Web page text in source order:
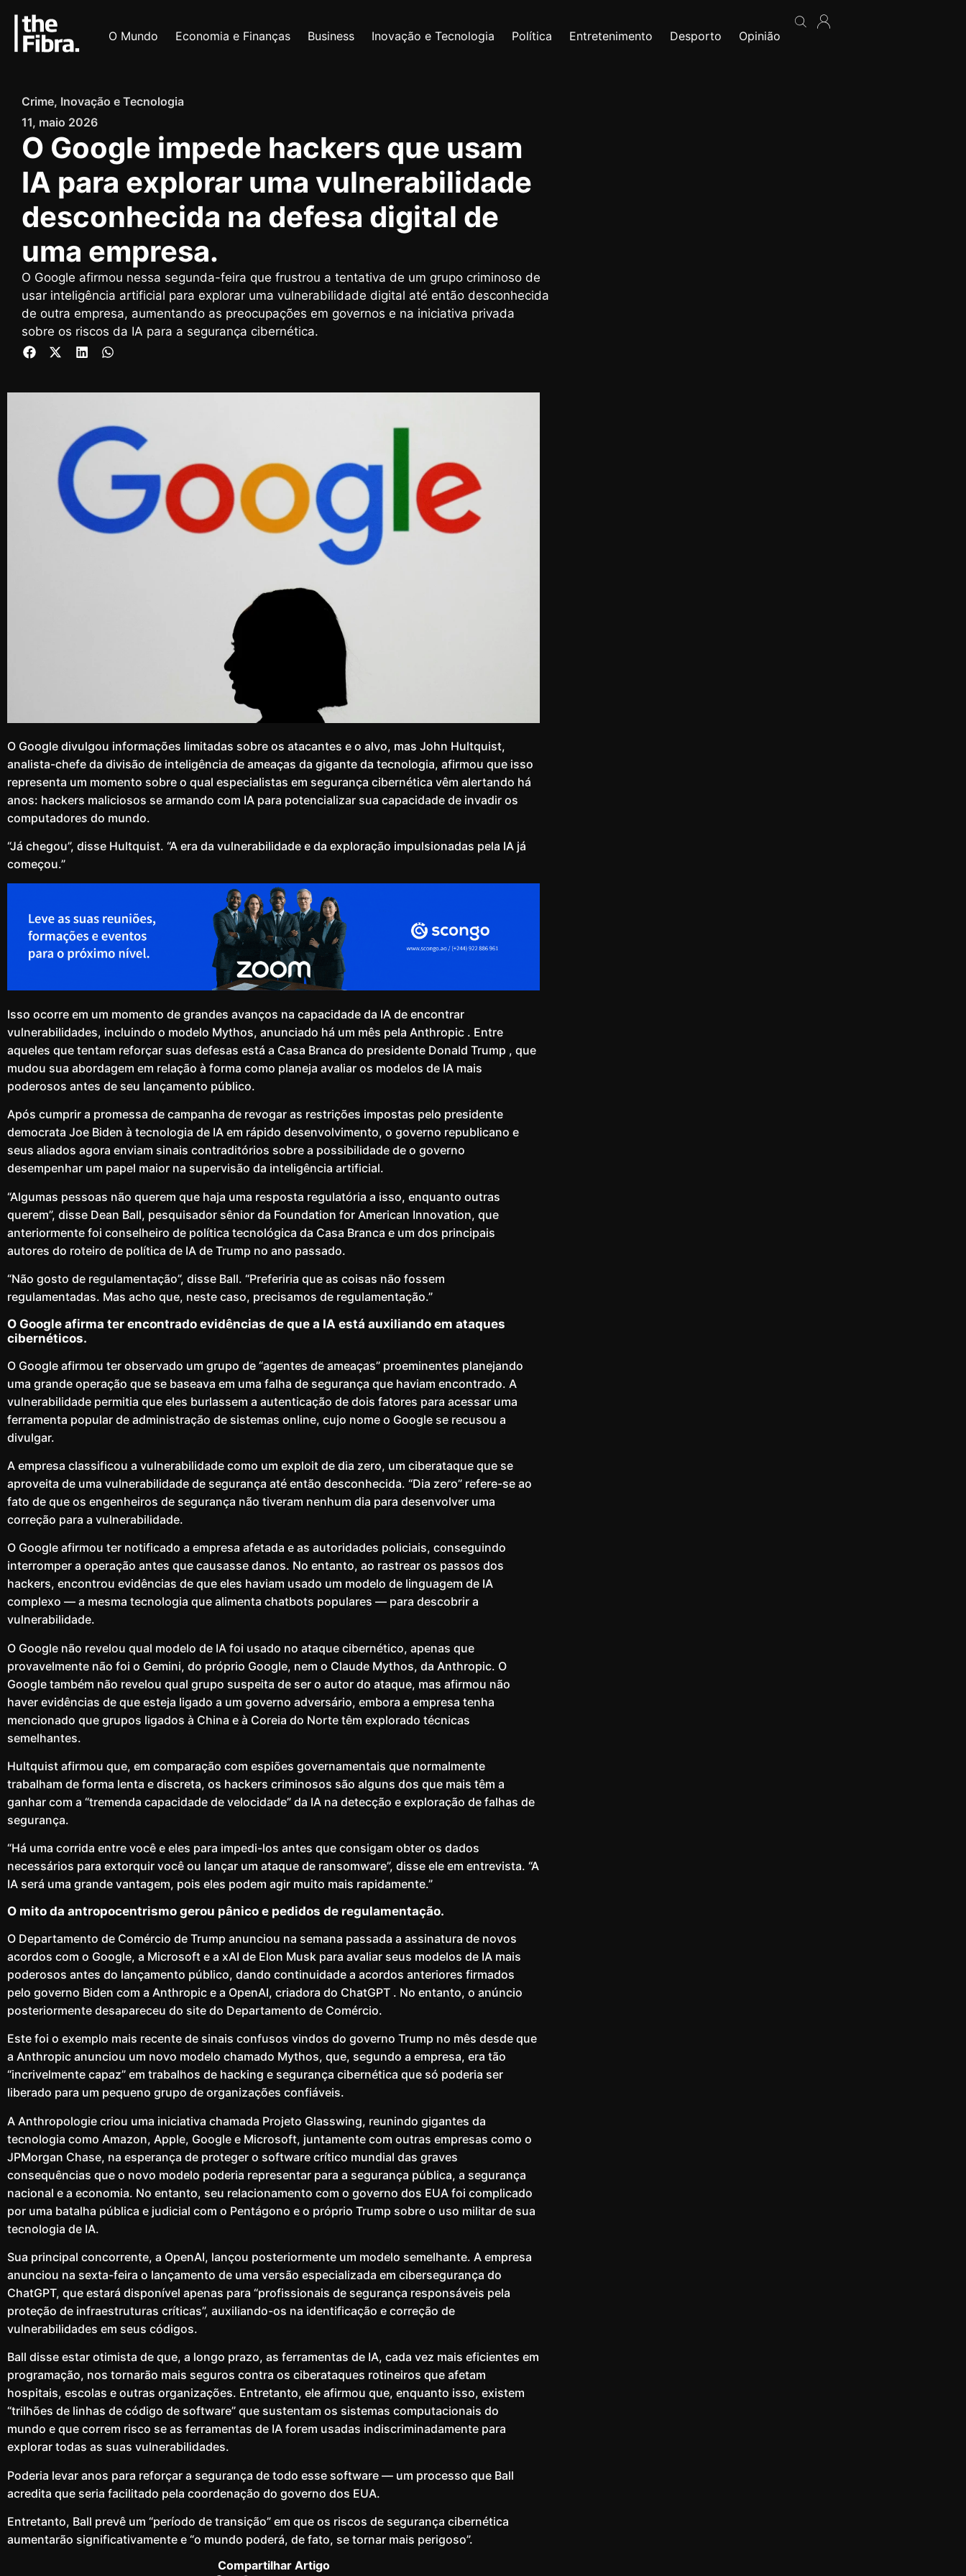
O Mundo Economia e Finanças Business Inovação e Tecnologia Política Entretenimento Desporto Opinião
Crime, Inovação e Tecnologia
11, maio 2026
O Google impede hackers que usam
IA para explorar uma vulnerabilidade
desconhecida na defesa digital de
uma empresa.
O Google afirmou nessa segunda-feira que frustrou a tentativa de um grupo criminoso de
usar inteligência artificial para explorar uma vulnerabilidade digital até então desconhecida
de outra empresa, aumentando as preocupações em governos e na iniciativa privada
sobre os riscos da IA ​​para a segurança cibernética.
O Google divulgou informações limitadas sobre os atacantes e o alvo, mas John Hultquist,
analista-chefe da divisão de inteligência de ameaças da gigante da tecnologia, afirmou que isso
representa um momento sobre o qual especialistas em segurança cibernética vêm alertando há
anos: hackers maliciosos se armando com IA para potencializar sua capacidade de invadir os
computadores do mundo.
“Já chegou”, disse Hultquist. “A era da vulnerabilidade e da exploração impulsionadas pela IA já
começou.”
Isso ocorre em um momento de grandes avanços na capacidade da IA ​​de encontrar
vulnerabilidades, incluindo o modelo Mythos, anunciado há um mês pela Anthropic . Entre
aqueles que tentam reforçar suas defesas está a Casa Branca do presidente Donald Trump , que
mudou sua abordagem em relação à forma como planeja avaliar os modelos de IA mais
poderosos antes de seu lançamento público.
Após cumprir a promessa de campanha de revogar as restrições impostas pelo presidente
democrata Joe Biden à tecnologia de IA em rápido desenvolvimento, o governo republicano e
seus aliados agora enviam sinais contraditórios sobre a possibilidade de o governo
desempenhar um papel maior na supervisão da inteligência artificial.
“Algumas pessoas não querem que haja uma resposta regulatória a isso, enquanto outras
querem”, disse Dean Ball, pesquisador sênior da Foundation for American Innovation, que
anteriormente foi conselheiro de política tecnológica da Casa Branca e um dos principais
autores do roteiro de política de IA de Trump no ano passado.
“Não gosto de regulamentação”, disse Ball. “Preferiria que as coisas não fossem
regulamentadas. Mas acho que, neste caso, precisamos de regulamentação.”
O Google afirma ter encontrado evidências de que a IA está auxiliando em ataques
cibernéticos.
O Google afirmou ter observado um grupo de “agentes de ameaças” proeminentes planejando
uma grande operação que se baseava em uma falha de segurança que haviam encontrado. A
vulnerabilidade permitia que eles burlassem a autenticação de dois fatores para acessar uma
ferramenta popular de administração de sistemas online, cujo nome o Google se recusou a
divulgar.
A empresa classificou a vulnerabilidade como um exploit de dia zero, um ciberataque que se
aproveita de uma vulnerabilidade de segurança até então desconhecida. “Dia zero” refere-se ao
fato de que os engenheiros de segurança não tiveram nenhum dia para desenvolver uma
correção para a vulnerabilidade.
O Google afirmou ter notificado a empresa afetada e as autoridades policiais, conseguindo
interromper a operação antes que causasse danos. No entanto, ao rastrear os passos dos
hackers, encontrou evidências de que eles haviam usado um modelo de linguagem de IA
complexo — a mesma tecnologia que alimenta chatbots populares — para descobrir a
vulnerabilidade.
O Google não revelou qual modelo de IA foi usado no ataque cibernético, apenas que
provavelmente não foi o Gemini, do próprio Google, nem o Claude Mythos, da Anthropic. O
Google também não revelou qual grupo suspeita de ser o autor do ataque, mas afirmou não
haver evidências de que esteja ligado a um governo adversário, embora a empresa tenha
mencionado que grupos ligados à China e à Coreia do Norte têm explorado técnicas
semelhantes.
Hultquist afirmou que, em comparação com espiões governamentais que normalmente
trabalham de forma lenta e discreta, os hackers criminosos são alguns dos que mais têm a
ganhar com a “tremenda capacidade de velocidade” da IA ​​na detecção e exploração de falhas de
segurança.
“Há uma corrida entre você e eles para impedi-los antes que consigam obter os dados
necessários para extorquir você ou lançar um ataque de ransomware”, disse ele em entrevista. “A
IA será uma grande vantagem, pois eles podem agir muito mais rapidamente.”
O mito da antropocentrismo gerou pânico e pedidos de regulamentação.
O Departamento de Comércio de Trump anunciou na semana passada a assinatura de novos
acordos com o Google, a Microsoft e a xAI de Elon Musk para avaliar seus modelos de IA mais
poderosos antes do lançamento público, dando continuidade a acordos anteriores firmados
pelo governo Biden com a Anthropic e a OpenAI, criadora do ChatGPT . No entanto, o anúncio
posteriormente desapareceu do site do Departamento de Comércio.
Este foi o exemplo mais recente de sinais confusos vindos do governo Trump no mês desde que
a Anthropic anunciou um novo modelo chamado Mythos, que, segundo a empresa, era tão
“incrivelmente capaz” em trabalhos de hacking e segurança cibernética que só poderia ser
liberado para um pequeno grupo de organizações confiáveis.
A Anthropologie criou uma iniciativa chamada Projeto Glasswing, reunindo gigantes da
tecnologia como Amazon, Apple, Google e Microsoft, juntamente com outras empresas como o
JPMorgan Chase, na esperança de proteger o software crítico mundial das graves
consequências que o novo modelo poderia representar para a segurança pública, a segurança
nacional e a economia. No entanto, seu relacionamento com o governo dos EUA foi complicado
por uma batalha pública e judicial com o Pentágono e o próprio Trump sobre o uso militar de sua
tecnologia de IA.
Sua principal concorrente, a OpenAI, lançou posteriormente um modelo semelhante. A empresa
anunciou na sexta-feira o lançamento de uma versão especializada em cibersegurança do
ChatGPT, que estará disponível apenas para “profissionais de segurança responsáveis ​​pela
proteção de infraestruturas críticas”, auxiliando-os na identificação e correção de
vulnerabilidades em seus códigos.
Ball disse estar otimista de que, a longo prazo, as ferramentas de IA, cada vez mais eficientes em
programação, nos tornarão mais seguros contra os ciberataques rotineiros que afetam
hospitais, escolas e outras organizações. Entretanto, ele afirmou que, enquanto isso, existem
“trilhões de linhas de código de software” que sustentam os sistemas computacionais do
mundo e que correm risco se as ferramentas de IA forem usadas indiscriminadamente para
explorar todas as suas vulnerabilidades.
Poderia levar anos para reforçar a segurança de todo esse software — um processo que Ball
acredita que seria facilitado pela coordenação do governo dos EUA.
Entretanto, Ball prevê um “período de transição” em que os riscos de segurança cibernética
aumentarão significativamente e “o mundo poderá, de fato, se tornar mais perigoso”.
Compartilhar Artigo